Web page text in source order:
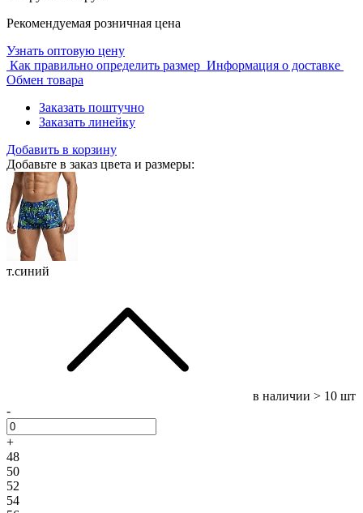
Рекомендуемая розничная цена
Узнать оптовую цену
Как правильно определить размер Информация о доставке
Обмен товара
Заказать поштучно
Заказать линейку
Добавить в корзину
Добавьте в заказ цвета и размеры:
т.синий
в наличии > 10 шт
-
+
48
50
52
54